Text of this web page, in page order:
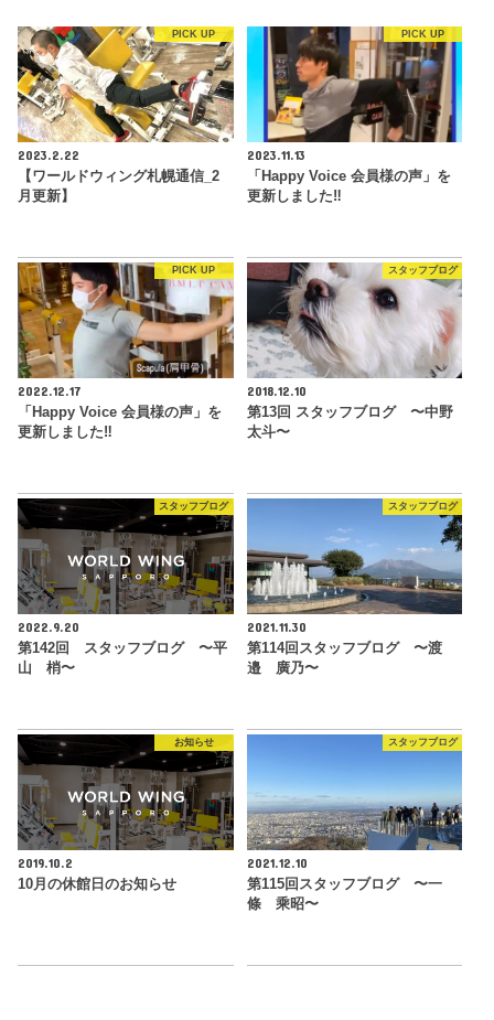
PICK UP
2023.2.22
【ワールドウィング札幌通信_2
月更新】
PICK UP
2023.11.13
「Happy Voice 会員様の声」を
更新しました‼︎
PICK UP
2022.12.17
「Happy Voice 会員様の声」を
更新しました‼︎
スタッフブログ
2018.12.10
第13回 スタッフブログ 〜中野
太斗〜
スタッフブログ
2022.9.20
第142回 スタッフブログ 〜平
山 梢〜
スタッフブログ
2021.11.30
第114回スタッフブログ 〜渡
邉 廣乃〜
お知らせ
2019.10.2
10月の休館日のお知らせ
スタッフブログ
2021.12.10
第115回スタッフブログ 〜一
條 乘昭〜